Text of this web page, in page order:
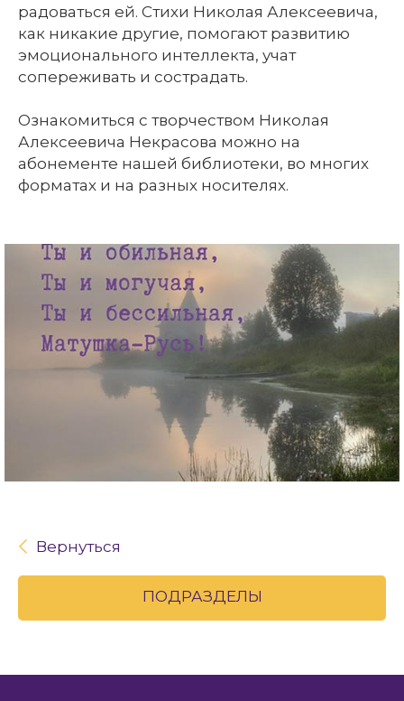
радоваться ей. Стихи Николая Алексеевича,
как никакие другие, помогают развитию
эмоционального интеллекта, учат
сопереживать и сострадать.
Ознакомиться с творчеством Николая
Алексеевича Некрасова можно на
абонементе нашей библиотеки, во многих
форматах и на разных носителях.
Вернуться
ПОДРАЗДЕЛЫ